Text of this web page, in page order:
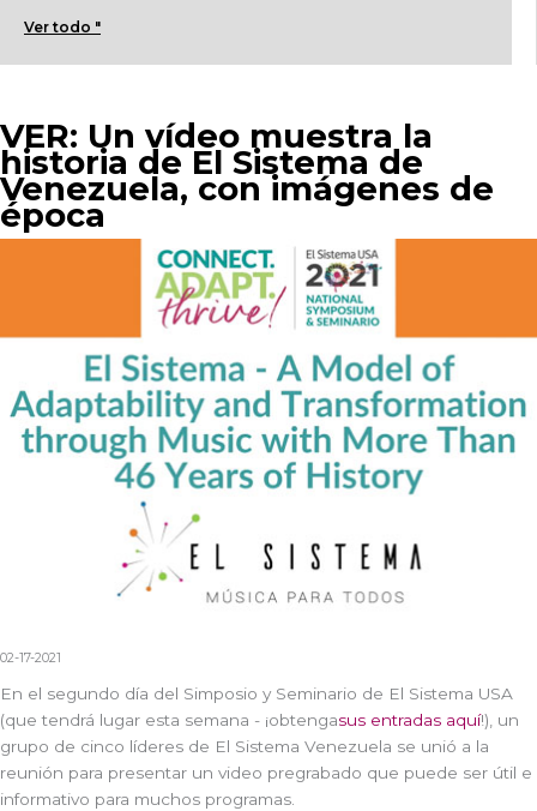
Ver todo "
VER: Un vídeo muestra la
historia de El Sistema de
Venezuela, con imágenes de
época
02-17-2021
En el segundo día del Simposio y Seminario de El Sistema USA
(que tendrá lugar esta semana - ¡obtengasus entradas aquí!), un
grupo de cinco líderes de El Sistema Venezuela se unió a la
reunión para presentar un video pregrabado que puede ser útil e
informativo para muchos programas.